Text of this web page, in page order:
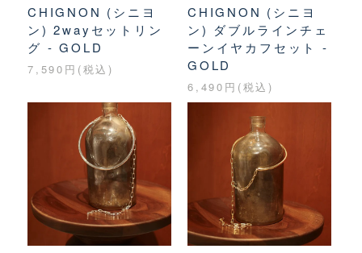
CHIGNON (シニヨ
ン) 2wayセットリン
グ - GOLD
7,590円(税込)
CHIGNON (シニヨ
ン) ダブルラインチェ
ーンイヤカフセット -
GOLD
6,490円(税込)